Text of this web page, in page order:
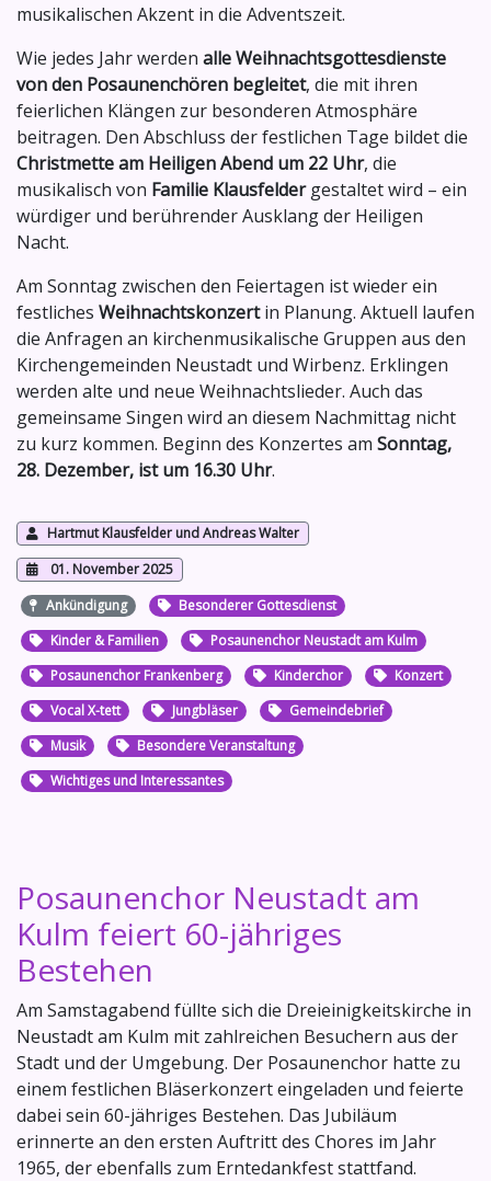
musikalischen Akzent in die Adventszeit.
Wie jedes Jahr werden alle Weihnachtsgottesdienste
von den Posaunenchören begleitet, die mit ihren
feierlichen Klängen zur besonderen Atmosphäre
beitragen. Den Abschluss der festlichen Tage bildet die
Christmette am Heiligen Abend um 22 Uhr, die
musikalisch von Familie Klausfeldergestaltet wird – ein
würdiger und berührender Ausklang der Heiligen
Nacht.
Am Sonntag zwischen den Feiertagen ist wieder ein
festliches Weihnachtskonzertin Planung. Aktuell laufen
die Anfragen an kirchenmusikalische Gruppen aus den
Kirchengemeinden Neustadt und Wirbenz. Erklingen
werden alte und neue Weihnachtslieder. Auch das
gemeinsame Singen wird an diesem Nachmittag nicht
zu kurz kommen. Beginn des Konzertes am Sonntag,
28. Dezember, ist um 16.30 Uhr.
Hartmut Klausfelder und Andreas Walter
01. November 2025
Ankündigung
Besonderer Gottesdienst
Kinder & Familien
Posaunenchor Neustadt am Kulm
Posaunenchor Frankenberg
Kinderchor
Konzert
Vocal X-tett
Jungbläser
Gemeindebrief
Musik
Besondere Veranstaltung
Wichtiges und Interessantes
Posaunenchor Neustadt am
Kulm feiert 60-jähriges
Bestehen
Am Samstagabend füllte sich die Dreieinigkeitskirche in
Neustadt am Kulm mit zahlreichen Besuchern aus der
Stadt und der Umgebung. Der Posaunenchor hatte zu
einem festlichen Bläserkonzert eingeladen und feierte
dabei sein 60-jähriges Bestehen. Das Jubiläum
erinnerte an den ersten Auftritt des Chores im Jahr
1965, der ebenfalls zum Erntedankfest stattfand.